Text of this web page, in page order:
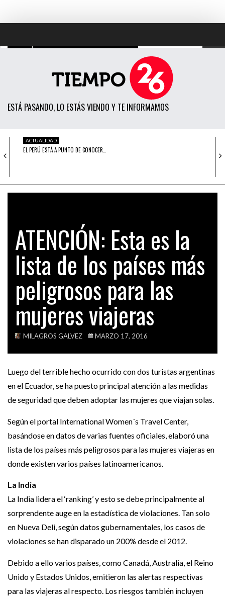
ESTÁ PASANDO, LO ESTÁS VIENDO Y TE INFORMAMOS
POLÍTICA
ECONOMÍA
SOCIEDAD
OPINIÓN
TECH
VIDEOS
ACTUALIDAD
EL PERÚ ESTÁ A PUNTO DE CONOCER…
EL CASO DE HEATHER BARWICK, HIJA DE…
ACTUALIDAD
PPK: VOY A ELIMINAR EL 2X1 PARA…
OPINIÓN
EXEMBAJADOR DE PERÚ EN VENEZUELA TIENE
ATENCIÓN: Esta es la
lista de los países más
peligrosos para las
mujeres viajeras
MILAGROS GALVEZ MARZO 17, 2016
Luego del terrible hecho ocurrido con dos turistas argentinas
en el Ecuador, se ha puesto principal atención a las medidas
de seguridad que deben adoptar las mujeres que viajan solas.
Según el portal International Women´s Travel Center,
basándose en datos de varias fuentes oficiales, elaboró una
lista de los países más peligrosos para las mujeres viajeras en
donde existen varios países latinoamericanos.
La India
La India lidera el ‘ranking’ y esto se debe principalmente al
sorprendente auge en la estadística de violaciones. Tan solo
en Nueva Deli, según datos gubernamentales, los casos de
violaciones se han disparado un 200% desde el 2012.
Debido a ello varios países, como Canadá, Australia, el Reino
Unido y Estados Unidos, emitieron las alertas respectivas
para las viajeras al respecto. Los riesgos también incluyen